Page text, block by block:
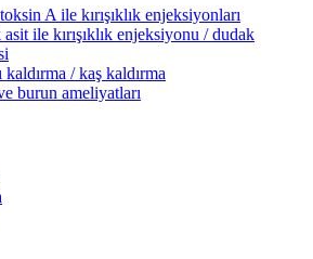
A ile kırışıklık enjeksiyonları
ile kırışıklık enjeksiyonu / dudak
kaldırma / kaş kaldırma
burun ameliyatları